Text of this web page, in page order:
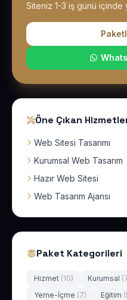
Siteniz 1-3 iş günü içinde
Öne Çıkan
Web Sitesi Tasarımı
Kurumsal Web Tasarım
Hazır Web Sitesi
Web Tasarım Ajansı
Paket Kategorileri
Hizmet (10) Kurumsal
Yeme-İçme (7) Eğitim